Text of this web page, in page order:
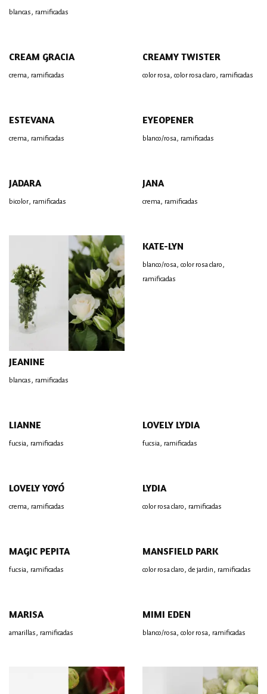
blancas, ramificadas
CREAM GRACIA
crema, ramificadas
CREAMY TWISTER
color rosa, color rosa claro, ramificadas
ESTEVANA
crema, ramificadas
EYEOPENER
blanco/rosa, ramificadas
JADARA
bicolor, ramificadas
JANA
crema, ramificadas
JEANINE
blancas, ramificadas
KATE-LYN
blanco/rosa, color rosa claro,
ramificadas
LIANNE
fucsia, ramificadas
LOVELY LYDIA
fucsia, ramificadas
LOVELY YOYÓ
crema, ramificadas
LYDIA
color rosa claro, ramificadas
MAGIC PEPITA
fucsia, ramificadas
MANSFIELD PARK
color rosa claro, de jardin, ramificadas
MARISA
amarillas, ramificadas
MIMI EDEN
blanco/rosa, color rosa, ramificadas